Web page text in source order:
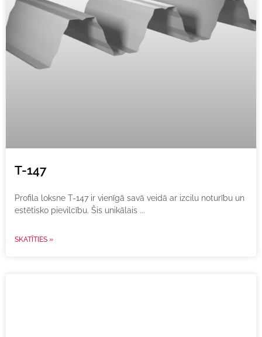
T-147
Profila loksne T-147 ir vienīgā savā veidā ar izcilu noturību un
estētisko pievilcību. Šis unikālais
SKATĪTIES »